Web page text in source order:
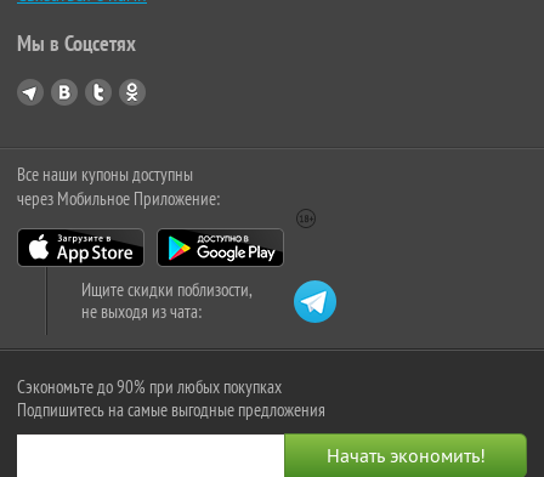
Мы в Соцсетях
Все наши купоны доступны
через Мобильное Приложение:
Ищите скидки поблизости,
не выходя из чата:
Сэкономьте до 90% при любых покупках
Подпишитесь на самые выгодные предложения